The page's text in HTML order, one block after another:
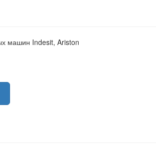
машин Indesit, Ariston